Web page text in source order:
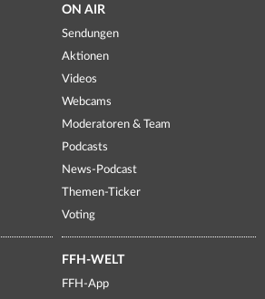
ON AIR
Sendungen
Aktionen
Videos
Webcams
Moderatoren & Team
Podcasts
News-Podcast
Themen-Ticker
Voting
FFH-WELT
FFH-App